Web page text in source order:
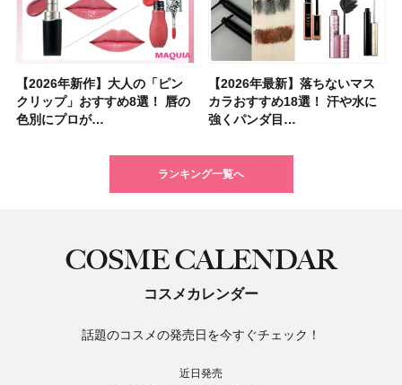
【2026年新作】大人の「ピン
クリップ」おすすめ8選！ 唇の
色別にプロが…
【2026年最新】落ちないマス
カラおすすめ18選！ 汗や水に
強くパンダ目…
【クリスマスコフレ2026】ク
リニークのホリデーコフレを一
挙紹介！ 人気…
【2026夏】「大人のニキビケ
ア」ランキングTOP5！＜マキ
アビューティ…
【2026年最新】落ちないマス
カラおすすめ18選！ 汗や水に
強くパンダ目…
シャネルの新作リップ「ルージ
ュ ココ イドゥラ グロス」全15
色スウォッ…
【石井美保さん・50歳のボディ
ケア愛用品16選】首・手・バス
トのパーツケ…
【ニベア】美容液リップクリー
ム＆ボディスクラブが新登場！
大人気の色付き…
【石井美保さんのおすすめお菓
子＆お茶10選】手土産にもぴっ
たり
【40代以上におすすめのプロテ
イン10選】美と健康に不可欠な
タンパク質を…
【2026年夏】小顔に見えるボ
ブの髪型37選！ レイヤー・切
りっぱなしな…
【最新】髪のうねり・広がり・
くせ毛におすすめのシャンプー
17選
【ILLIT（アイリット）ライブ
レポ】TOYOTA ARENA
TOKY…
【無印良品】スキンケア×衣料
素材の最強タッグで実現！ 着
るだけで保湿でき…
【ルナソルアイシャドウ】アイ
カラーレーションN新色・限定
色をイエベ・ブ…
ツヤ好きの人生チーク！エナモ
ル メロウメルティングチーク
限定〈102 ロ…
ランキング一覧へ
COSME CALENDAR
コスメカレンダー
話題のコスメの発売日を今すぐチェック！
近日発売